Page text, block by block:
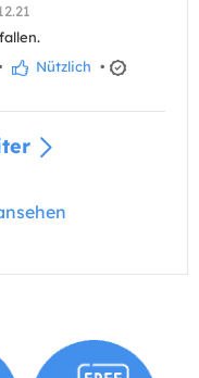
Nützlich •